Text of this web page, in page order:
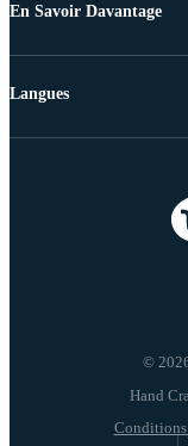
En Savoir Davantage
©
Langues